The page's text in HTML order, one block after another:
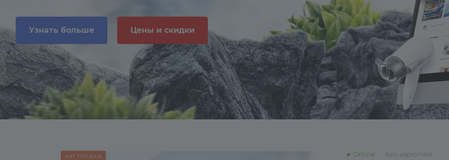
Узнать больше Цены и скидки
ХИТ ПРОДАЖ Online Арт. aspro.next